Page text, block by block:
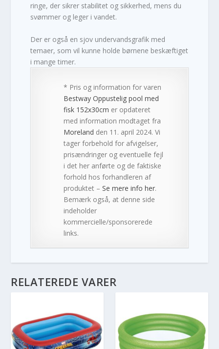
ringe, der sikrer stabilitet og sikkerhed, mens du
svømmer og leger i vandet.
Der er også en sjov undervandsgrafik med
temaer, som vil kunne holde børnene beskæftiget
i mange timer.
* Pris og information for varen
Bestway Oppustelig pool med
fisk 152x30cm er opdateret
med information modtaget fra
Moreland den 11. april 2024. Vi
tager forbehold for afvigelser,
prisændringer og eventuelle fejl
i det her anførte og de faktiske
forhold hos forhandleren af
produktet –Se mere info her.
Bemærk også, at denne side
indeholder
kommercielle/sponsorerede
links.
RELATEREDE VARER